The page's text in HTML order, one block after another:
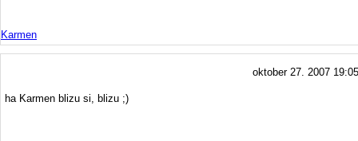
Karmen
oktober 27. 2007 19:05
ha Karmen blizu si, blizu ;)